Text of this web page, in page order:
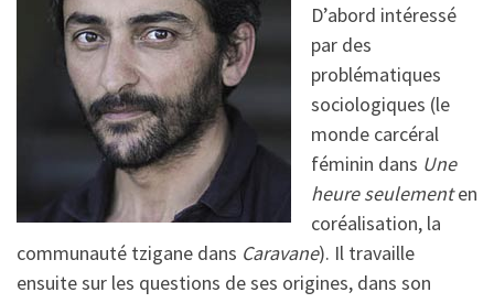
D’abord intéressé
par des
problématiques
sociologiques (le
monde carcéral
féminin dans Une
heure seulementen
coréalisation, la
communauté tzigane dans Caravane). Il travaille
ensuite sur les questions de ses origines, dans son